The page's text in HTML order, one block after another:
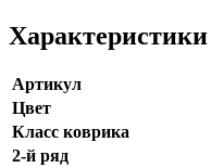
Характеристики
Артикул
Цвет
Класс коврика
2-й ряд